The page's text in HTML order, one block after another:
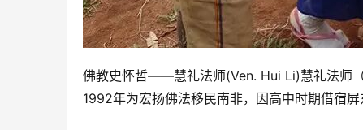
佛教史怀哲——慧礼法师(Ven. Hui Li)慧礼法师
1992年为宏扬佛法移民南非，因高中时期借宿